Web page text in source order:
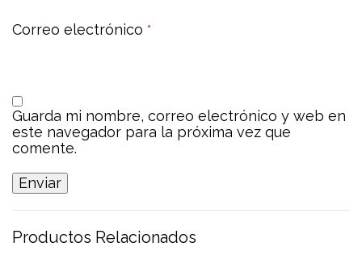
Correo electrónico *
Guarda mi nombre, correo electrónico y web en
este navegador para la próxima vez que
comente.
Productos Relacionados